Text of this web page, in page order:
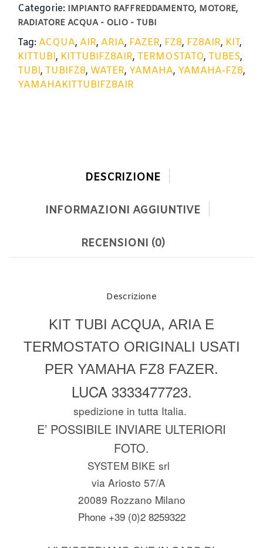
Categorie: IMPIANTO RAFFREDDAMENTO, MOTORE,
RADIATORE ACQUA - OLIO - TUBI
Tag: ACQUA, AIR, ARIA, FAZER, FZ8, FZ8AIR, KIT,
KITTUBI, KITTUBIFZ8AIR, TERMOSTATO, TUBES,
TUBI, TUBIFZ8, WATER, YAMAHA, YAMAHA-FZ8,
YAMAHAKITTUBIFZ8AIR
DESCRIZIONE
INFORMAZIONI AGGIUNTIVE
RECENSIONI (0)
Descrizione
KIT TUBI ACQUA, ARIA E
TERMOSTATO ORIGINALI USATI
PER YAMAHA FZ8 FAZER.
LUCA 3333477723.
spedizione in tutta Italia.
E’ POSSIBILE INVIARE ULTERIORI
FOTO.
SYSTEM BIKE srl
via Ariosto 57/A
20089 Rozzano Milano
Phone +39 (0)2 8259322